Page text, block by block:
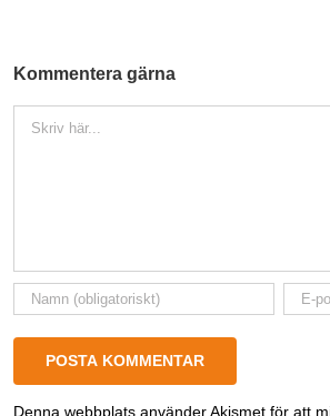
Kommentera gärna
Denna webbplats använder Akismet för att